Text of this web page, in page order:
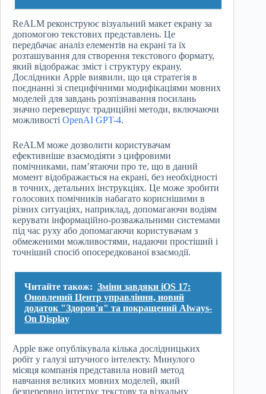
ReALM реконструює візуальний макет екрану за
допомогою текстових представлень. Це
передбачає аналіз елементів на екрані та їх
розташування для створення текстового формату,
який відображає зміст і структуру екрану.
Дослідники Apple виявили, що ця стратегія в
поєднанні зі специфічними модифікаціями мовних
моделей для завдань розпізнавання посилань
значно перевершує традиційні методи, включаючи
можливості OpenAI GPT-4.
ReALM може дозволити користувачам
ефективніше взаємодіяти з цифровими
помічниками, пам’ятаючи про те, що в даний
момент відображається на екрані, без необхідності
в точних, детальних інструкціях. Це може зробити
голосових помічників набагато кориснішими в
різних ситуаціях, наприклад, допомагаючи водіям
керувати інформаційно-розважальними системами
під час руху або допомагаючи користувачам з
обмеженими можливостями, надаючи простіший і
точніший спосіб опосередкованої взаємодії.
Читайте також: Зміни завдяки iOS 17:
Оновлений Центр управління, новий
додаток "Здоров'я" та покращений Always-
On Display
Apple вже опублікувала кілька дослідницьких
робіт у галузі штучного інтелекту. Минулого
місяця компанія представила новий метод
навчання великих мовних моделей, який
безперервно інтегрує текстову та візуальну